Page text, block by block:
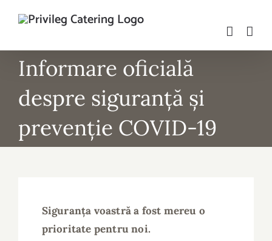
Informare oficială
despre siguranță și
prevenție COVID-19
Siguranța voastră a fost mereu o
prioritate pentru noi.